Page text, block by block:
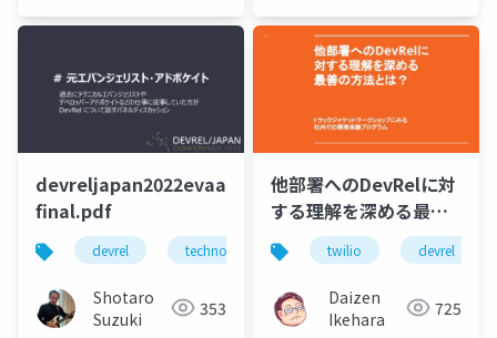
devreljapan2022evaadvoc-
final.pdf
devrel technology developer relations
Shotaro
Suzuki
353
他部署へのDevRelに対
する理解を深める最善
の方法とは？ - トラッ
クジャケットワークシ
ョップにみる社内での
開発体験プログラム
twilio devrel
Daizen
Ikehara
725